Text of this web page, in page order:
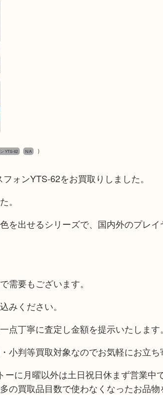
YTS-62 N/A
）
ォンYTS-62をお買取りしました。
。
を出せるシリーズで、国内外のプレ
需要もございます。
みください。
丁寧に査定し金額を提示いたします。
小判等買取対象なのでお気軽にお立ち
に月曜以外は土日祝日休まず営業中
の買取品目数で使わなくなったお品物